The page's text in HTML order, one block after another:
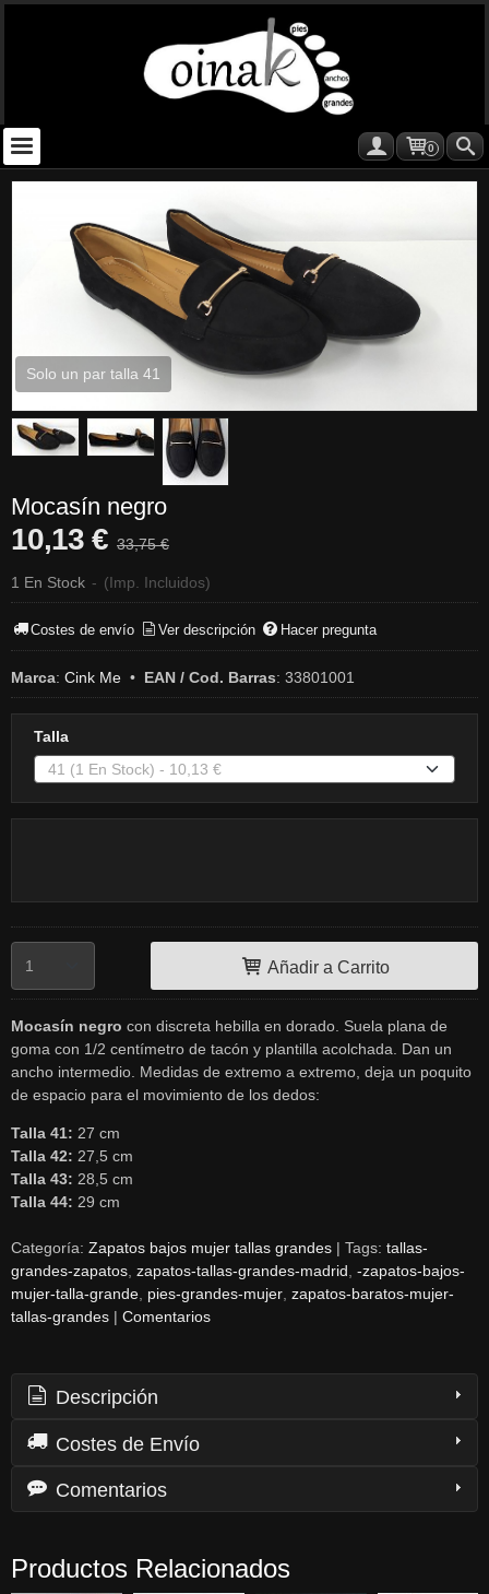
0
Solo un par talla 41
Mocasín negro
10,13 € 33,75 €
1 En Stock - (Imp. Incluidos)
Costes de envío Ver descripción Hacer pregunta
Marca: Cink Me • EAN / Cod. Barras: 33801001
Talla
Añadir a Carrito
Mocasín negro con discreta hebilla en dorado. Suela plana de
goma con 1/2 centímetro de tacón y plantilla acolchada. Dan un
ancho intermedio. Medidas de extremo a extremo, deja un poquito
de espacio para el movimiento de los dedos:
Talla 41: 27 cm
Talla 42: 27,5 cm
Talla 43: 28,5 cm
Talla 44: 29 cm
Categoría: Zapatos bajos mujer tallas grandes | Tags: tallas-
grandes-zapatos zapatos-tallas-grandes-madrid -zapatos-bajos-
mujer-talla-grande pies-grandes-mujer zapatos-baratos-mujer-
tallas-grandes | Comentarios
Descripción
Costes de Envío
Comentarios
Productos Relacionados